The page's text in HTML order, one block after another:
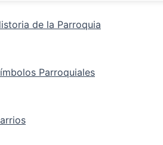
de la Parroquia
Parroquiales